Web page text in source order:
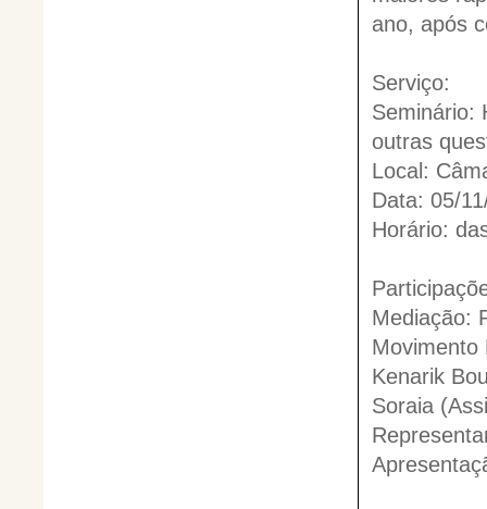
ano, após
Serviço:
Seminário:
outras
Local:
Data: 05/
Horário:
Mediação:
Movimento
Kenarik
Soraia